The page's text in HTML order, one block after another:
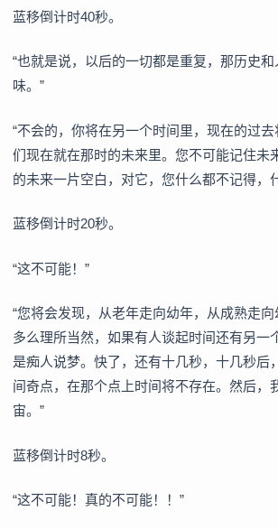
蓝移倒计时40秒。
“也就是说，以后的一切都是重复，那历史
味。”
“不会的，你将在另一个时间里，现在的过
们现在就在那时的未来里。您不可能记住未
的未来一片空白，对它，您什么都不记得，
蓝移倒计时20秒。
“这不可能！”
“您将会发现，从老年走向幼年，从成熟走向
多么理所当然，如果有人谈起时间还有另一
是痴人说梦。快了，还有十几秒，十几秒后
间奇点，在那个点上时间将不存在。然后，
宙。”
蓝移倒计时8秒。
“这不可能！真的不可能！！”